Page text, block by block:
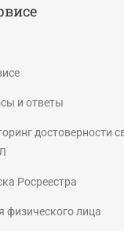
и ответы
достоверности
Росреестра
физического лица